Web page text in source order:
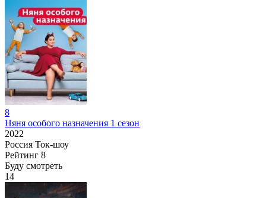
8
Няня особого назначения 1 сезон
2022
Россия Ток-шоу
Рейтинг 8
Буду смотреть
14